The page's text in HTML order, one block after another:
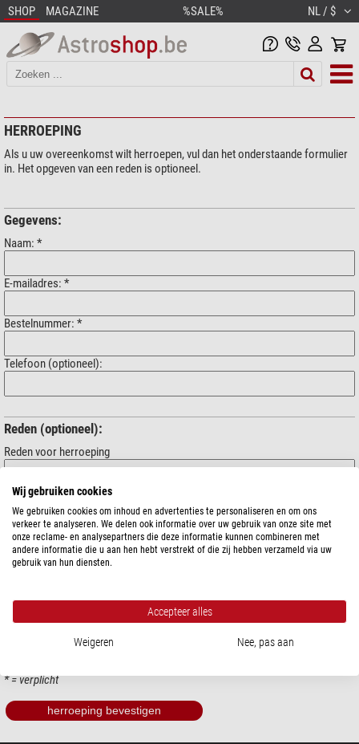
SHOP MAGAZINE %SALE% NL / $
HERROEPING
Als u uw overeenkomst wilt herroepen, vul dan het onderstaande formulier
in. Het opgeven van een reden is optioneel.
Gegevens:
Naam: *
E-mailadres: *
Bestelnummer: *
Telefoon (optioneel):
Reden (optioneel):
Reden voor herroeping
Uw bericht (optioneel):
* = verplicht
herroeping bevestigen
Wij gebruiken cookies
We gebruiken cookies om inhoud en advertenties te personaliseren en om ons
verkeer te analyseren. We delen ook informatie over uw gebruik van onze site met
onze reclame- en analysepartners die deze informatie kunnen combineren met
andere informatie die u aan hen hebt verstrekt of die zij hebben verzameld via uw
gebruik van hun diensten.
Accepteer alles
Weigeren Nee, pas aan